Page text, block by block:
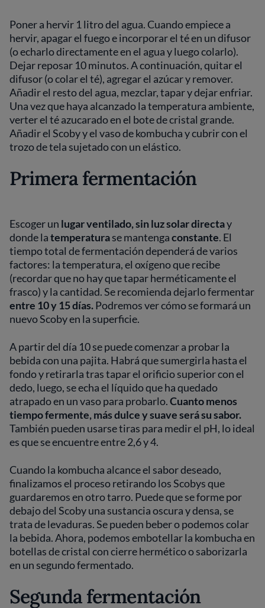
Poner a hervir 1 litro del agua. Cuando empiece a
hervir, apagar el fuego e incorporar el té en un difusor
(o echarlo directamente en el agua y luego colarlo).
Dejar reposar 10 minutos. A continuación, quitar el
difusor (o colar el té), agregar el azúcar y remover.
Añadir el resto del agua, mezclar, tapar y dejar enfriar.
Una vez que haya alcanzado la temperatura ambiente,
verter el té azucarado en el bote de cristal grande.
Añadir el Scoby y el vaso de kombucha y cubrir con el
trozo de tela sujetado con un elástico.
Primera fermentación
Escoger un lugar ventilado, sin luz solar directay
donde latemperaturase mantengaconstante. El
tiempo total de fermentación dependerá de varios
factores: la temperatura, el oxígeno que recibe
(recordar que no hay que tapar herméticamente el
frasco) y la cantidad. Se recomienda dejarlo fermentar
entre 10 y 15 días.Podremos ver cómo se formará un
nuevo Scoby en la superficie.
A partir del día 10 se puede comenzar a probar la
bebida con una pajita. Habrá que sumergirla hasta el
fondo y retirarla tras tapar el orificio superior con el
dedo, luego, se echa el líquido que ha quedado
atrapado en un vaso para probarlo.Cuanto menos
tiempo fermente, más dulce y suave será su sabor.
También pueden usarse tiras para medir el pH, lo ideal
es que se encuentre entre 2,6 y 4.
Cuando la kombucha alcance el sabor deseado,
finalizamos el proceso retirando los Scobys que
guardaremos en otro tarro. Puede que se forme por
debajo del Scoby una sustancia oscura y densa, se
trata de levaduras. Se pueden beber o podemos colar
la bebida. Ahora, podemos embotellar la kombucha en
botellas de cristal con cierre hermético o saborizarla
en un segundo fermentado.
Segunda fermentación